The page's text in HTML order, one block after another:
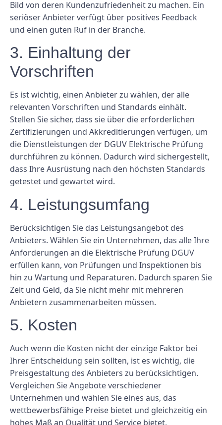
Bild von deren Kundenzufriedenheit zu machen. Ein
seriöser Anbieter verfügt über positives Feedback
und einen guten Ruf in der Branche.
3. Einhaltung der
Vorschriften
Es ist wichtig, einen Anbieter zu wählen, der alle
relevanten Vorschriften und Standards einhält.
Stellen Sie sicher, dass sie über die erforderlichen
Zertifizierungen und Akkreditierungen verfügen, um
die Dienstleistungen der DGUV Elektrische Prüfung
durchführen zu können. Dadurch wird sichergestellt,
dass Ihre Ausrüstung nach den höchsten Standards
getestet und gewartet wird.
4. Leistungsumfang
Berücksichtigen Sie das Leistungsangebot des
Anbieters. Wählen Sie ein Unternehmen, das alle Ihre
Anforderungen an die Elektrische Prüfung DGUV
erfüllen kann, von Prüfungen und Inspektionen bis
hin zu Wartung und Reparaturen. Dadurch sparen Sie
Zeit und Geld, da Sie nicht mehr mit mehreren
Anbietern zusammenarbeiten müssen.
5. Kosten
Auch wenn die Kosten nicht der einzige Faktor bei
Ihrer Entscheidung sein sollten, ist es wichtig, die
Preisgestaltung des Anbieters zu berücksichtigen.
Vergleichen Sie Angebote verschiedener
Unternehmen und wählen Sie eines aus, das
wettbewerbsfähige Preise bietet und gleichzeitig ein
hohes Maß an Qualität und Service bietet.